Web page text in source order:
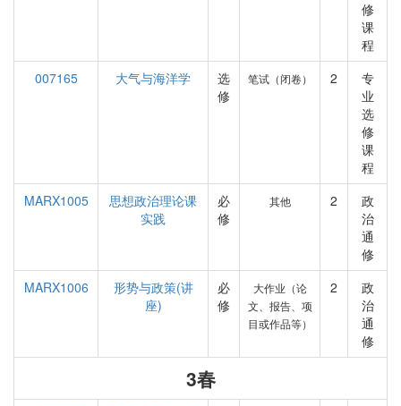
修
课
程
007165
大气与海洋学
选
修
笔试（闭卷） 2
专
业
选
修
课
程
MARX1005
思想政治理论课
实践
必
修
其他 2
政
治
通
修
MARX1006
形势与政策(讲
座)
必
修
大作业（论
文、报告、项
目或作品等）
2
政
治
通
修
3春